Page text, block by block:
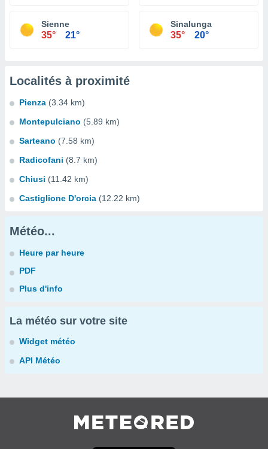
Sienne
35° 21°
Sinalunga
35° 20°
Localités à proximité
Pienza (3.34 km)
Montepulciano (5.89 km)
Sarteano (7.58 km)
Radicofani (8.7 km)
Chiusi (11.42 km)
Castiglione D'orcia (12.22 km)
Météo...
Heure par heure
PDF
Plus d'info
La météo sur votre site
Widget météo
API Météo